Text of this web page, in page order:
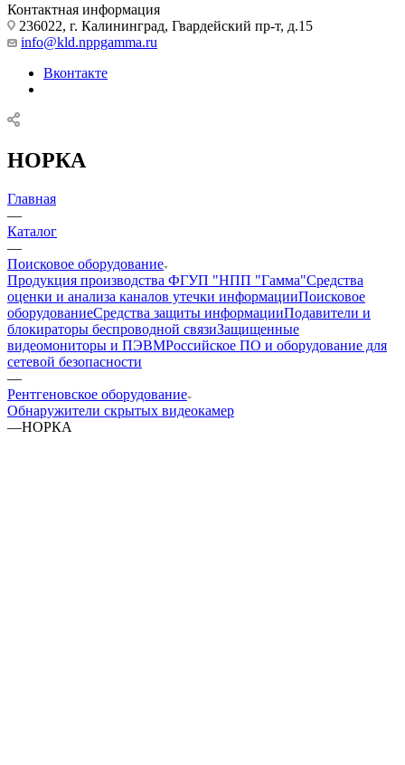
Контактная информация
236022, г. Калининград, Гвардейский пр-т, д.15
info@kld.nppgamma.ru
Вконтакте
НОРКА
Главная
—
Каталог
—
Поисковое оборудование
Продукция производства ФГУП "НПП "Гамма"Средства
оценки и анализа каналов утечки информацииПоисковое
оборудованиеСредства защиты информацииПодавители и
блокираторы беспроводной связиЗащищенные
видеомониторы и ПЭВМРоссийское ПО и оборудование для
сетевой безопасности
—
Рентгеновское оборудование
Обнаружители скрытых видеокамер
—НОРКА